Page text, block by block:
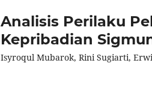
Analisis Perilaku
Kepribadian
Isyroqul Mubarok, Rini Sugiarti,